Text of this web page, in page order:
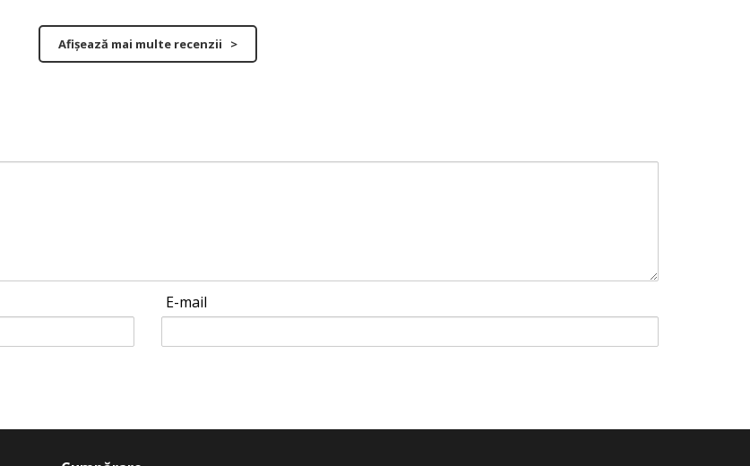
Afișează mai multe recenzii >
E-mail